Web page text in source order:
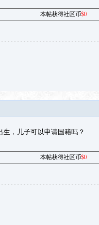
本帖获得社区币$0
，儿子可以申请国籍吗？
本帖获得社区币$0